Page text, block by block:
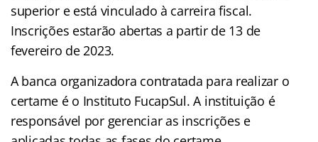
superior e está vinculado à carreira fiscal.
Inscrições estarão abertas a partir de 13 de
fevereiro de 2023.
A banca organizadora contratada para realizar o
certame é o Instituto FucapSul. A instituição é
responsável por gerenciar as inscrições e